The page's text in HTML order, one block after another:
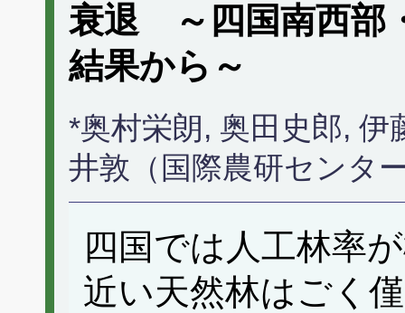
衰退 ～四国南西部
結果から～
*奥村栄朗, 奥田史郎, 伊
井敦（国際農研センタ
四国では人工林率
近い天然林はごく